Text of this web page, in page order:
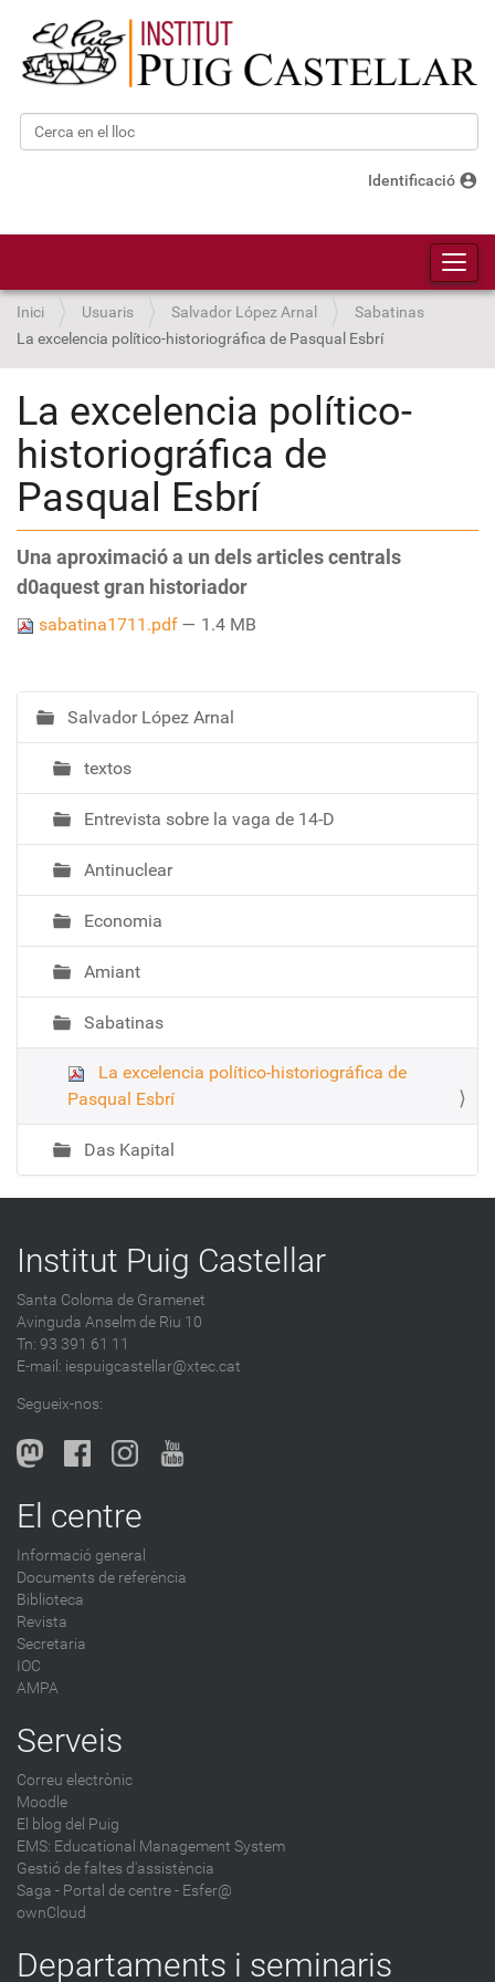
Cerca
Identificació account_circle
Inici Usuaris Salvador López Arnal
Sabatinas
La excelencia político-historiográfica de Pasqual Esbrí
La excelencia político-
historiográfica de
Pasqual Esbrí
Una aproximació a un dels articles centrals
d0aquest gran historiador
sabatina1711.pdf — 1.4 MB
N
a
e
a
Salvador López Arnal
textos
Entrevista sobre la vaga de 14-D
Antinuclear
Economia
Amiant
Sabatinas
La excelencia político-historiográfica de
Pasqual Esbrí
Das Kapital
Institut Puig Castellar
Santa Coloma de Gramenet
Avinguda Anselm de Riu 10
Tn: 93 391 61 11
E-mail: iespuigcastellar@xtec.cat
Segueix-nos:
El centre
Informació general
Documents de referència
Biblioteca
Revista
Secretaria
IOC
AMPA
Serveis
Correu electrònic
Moodle
El blog del Puig
EMS: Educational Management System
Gestió de faltes d'assistència
Saga - Portal de centre - Esfer@
ownCloud
Departaments i seminaris